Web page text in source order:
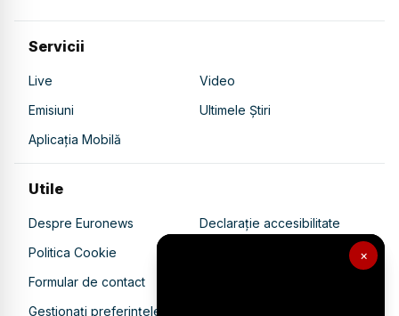
×
Servicii
Live
Video
Emisiuni
Ultimele Știri
Aplicația Mobilă
Utile
Despre Euronews
Declarație accesibilitate
Politica Cookie
Politica de confidențialitate
Formular de contact
Gestionați preferințele